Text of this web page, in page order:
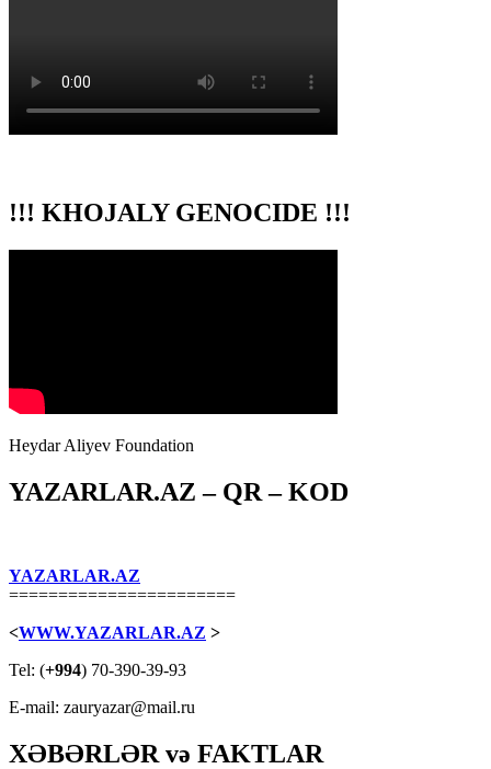
!!! KHOJALY GENOCIDE !!!
Heydar Aliyev Foundation
YAZARLAR.AZ – QR – KOD
YAZARLAR.AZ
=======================
<WWW.YAZARLAR.AZ >
Tel: (+994) 70-390-39-93
E-mail: zauryazar@mail.ru
XƏBƏRLƏR və FAKTLAR